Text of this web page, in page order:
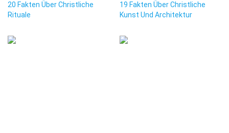
20 Fakten Über Christliche
Rituale
19 Fakten Über Christliche
Kunst Und Architektur